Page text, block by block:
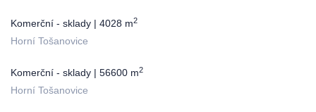
Komerční - sklady | 4028 m2
Horní Tošanovice
Komerční - sklady | 56600 m2
Horní Tošanovice